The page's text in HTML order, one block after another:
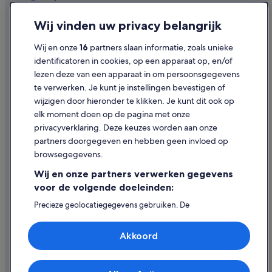
Hotels in Cramant
Hotels in de buurt van Chalons-Vatry
Hotels in Chouilly
Hotels in de buurt van Wijnhuis Champagne Perrot-Batteux et Filles
Hotels in Châlons-en-Champagne
Hotels in Pleurs
Hotels in de buurt van Champagne Launois
Gebruiksvoorwaarden
Juridische informatie/Contact
Inhoudsrichtlijnen en inhoud rapporteren
Hulp
Contact
Restitutieproces en tijdsbestek
Boek een vlucht met airlinetegoed
Internationale reisdocumenten
Wij vinden uw privacy belangrijk
Wij en onze16 partners slaan informatie, zoals unieke
identificatoren in cookies, op een apparaat op, en/of
lezen deze van een apparaat in om persoonsgegevens
te verwerken. Je kunt je instellingen bevestigen of
wijzigen door hieronder te klikken. Je kunt dit ook op
elk moment doen op de pagina met onze
privacyverklaring. Deze keuzes worden aan onze
partners doorgegeven en hebben geen invloed op
browsegegevens.
Wij en onze partners verwerken gegevens
voor de volgende doeleinden:
Precieze geolocatiegegevens gebruiken. De
Informatie op een apparaat opslaan en/of openen.
Gepersonaliseerde advertenties en content, advertentie-
en contentmetingen, doelgroepenonderzoek en
Partnerlijst (derden)
Akkoord